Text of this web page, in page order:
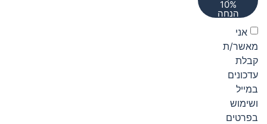
אני
מאשר/ת
קבלת
עדכונים
במייל
ושימוש
בפרטים
10%
הנחה